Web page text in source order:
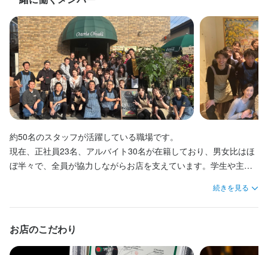
埼玉県内で4店舗を展開する人気ブランド『Pizzeria Ohsaki』の本
店で、地域に愛されるお店づくりに携われます。
約50名のスタッフが活躍している職場です。
現在、正社員23名、アルバイト30名が在籍しており、男女比はほ
ぼ半々で、全員が協力しながらお店を支えています。学生や主婦
あなたも新しい仲間として加わり、一緒にお店を盛り上げていき
ませんか。
続きを見る
お店のこだわり
最終更新日2023/07/13
最終更新日2023/07/13
【ここがポイント】
・幅広いスキルを身につけられる環境
エスプレッソやカフェメニューの技術、カクテルやワインの知識
など、多ジャンルで学べます。資格取得の支援も積極的に行って
います。ナポリピッツァの大会参加など、スタッフの成長の機会
を大切にしています。
・実践的に店舗運営を学べる
リピーターを増やすサービスや店舗運営の工夫など、独立に役立
つ知識を習得可能です。売上・仕入れ・人件費の管理や初期費用
の考え方なども学べ、キャリアアップや夢の実現に役立ちます。
ピザ生地づくり・窯焼き
最終更新日2026/03/06
経験者優遇（未経験者歓迎）
《こんな方は大歓迎》
ランチ勤務可能な主婦（夫）の方
フリーターさん／学生さん
接客が好き
イタリアが好き、イタリア料理が好き
カフェやラテアートを学びたい
最初の一歩はなんでもOk！
お店と一緒に成長していける前向きなスタッフを求めてます
ているので安心です。
やりがいを実感しながら働ける職場で、人と接することが好きで